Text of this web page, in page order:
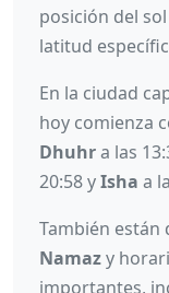
posición del
latitud
En la ciudad
hoy comienza
Dhuhra las
20:58 yIsha a
También están
Namazy
importantes,